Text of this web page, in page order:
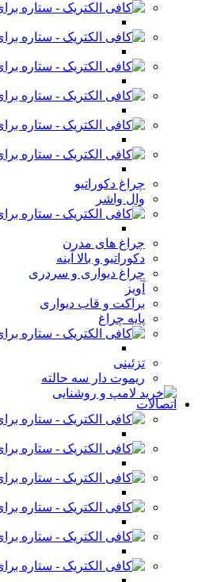
چراغ دکوراتیو
وال واشر
چراغ های مدرن
دکوراتیو و بالا آینه
چراغ دیواری و سردری
آویز
براکت و قاب دیواری
پایه چراغ
تزئینی
ریموت دار سه حالته
اتصالات